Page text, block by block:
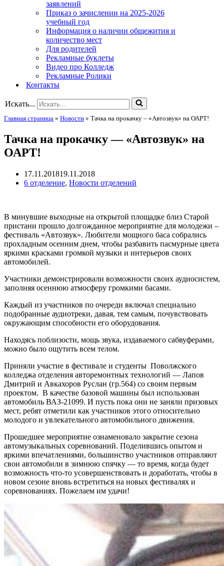
заявлений
Приказ о зачислении на 2025-2026
учебный год
Информация о наличии общежития и
количество мест
Для родителей
Рекламные буклеты
Видео про Колледж
Рекламные Ролики
Контакты
Искать...
Главная страница » Новости » Тачка на прокачку – «Автозвук» на ОАРТ!
Тачка на прокачку — «Автозвук» на
ОАРТ!
17.11.201819.11.2018
6 отделение, Новости отделений
В минувшие выходные на открытой площадке близ Старой
пристани прошло долгожданное мероприятие для молодежи –
фестиваль «Автозвук». Любители мощного баса собрались
прохладным осенним днем, чтобы разбавить пасмурные цвета
яркими красками громкой музыки и интерьеров своих
автомобилей.
Участники демонстрировали возможности своих аудиосистем,
заполняя осеннюю атмосферу громкими басами.
Каждый из участников по очереди включал специально
подобранные аудиотреки, давая, тем самым, почувствовать
окружающим способности его оборудования.
Находясь поблизости, мощь звука, издаваемого сабвуферами,
можно было ощутить всем телом.
Приняли участие в фестивале и студенты Поволжского
колледжа отделения авторемонтных технологий — Лапов
Дмитрий и Авкахоров Руслан (гр.564) со своим первым
проектом. В качестве базовой машины был использован
автомобиль ВАЗ-21099. И пусть пока они не заняли призовых
мест, ребят отметили как участников этого относительно
молодого и увлекательного автомобильного движения.
Прошедшее мероприятие ознаменовало закрытие сезона
автомузыкальных соревнований. Поделившись опытом и
яркими впечатлениями, большинство участников отправляют
свои автомобили в зимнюю спячку — то время, когда будет
возможность что-то усовершенствовать и доработать, чтобы в
новом сезоне вновь встретиться на новых фестивалях и
соревнованиях. Пожелаем им удачи!